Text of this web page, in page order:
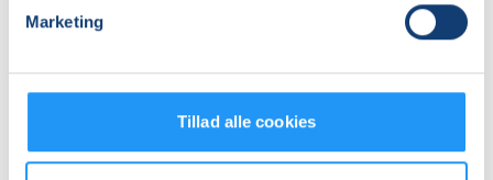
Marketing
Tillad alle cookies